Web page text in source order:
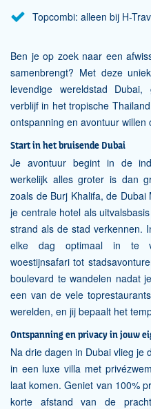
Topcombi: alleen bij H-
Ben je op zoek naar een
samenbrengt? Met deze
levendige wereldstad
verblijf in het tropische
ontspanning en avontuur willen
Start in het bruisende Dubai
Je avontuur begint in de
werkelijk alles groter is dan
zoals de Burj Khalifa, de
je centrale hotel als
strand als de stad verkennen.
elke dag optimaal in te
woestijnsafari tot
boulevard te wandelen nadat
een van de vele
werelden, en jij bepaalt het
Ontspanning en privacy in jouw
Na drie dagen in Dubai vlieg je
in een luxe villa met
laat komen. Geniet van 100%
korte afstand van de